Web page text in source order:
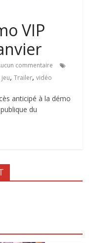
VIP
commentaire
jeu,Trailer,vidéo
anticipé à la démo
du